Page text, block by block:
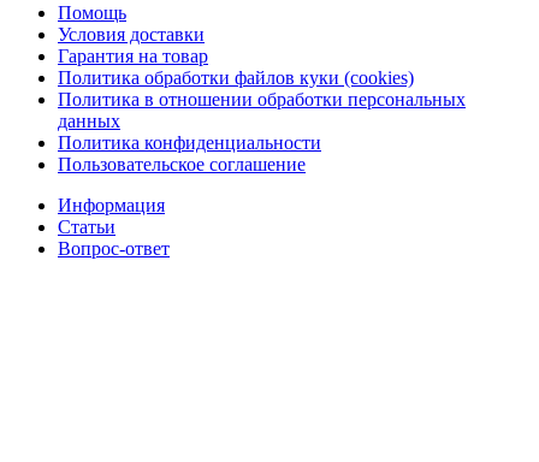
Помощь
Условия доставки
Гарантия на товар
Политика обработки файлов куки (cookies)
Политика в отношении обработки персональных
данных
Политика конфиденциальности
Пользовательское соглашение
Информация
Статьи
Вопрос-ответ